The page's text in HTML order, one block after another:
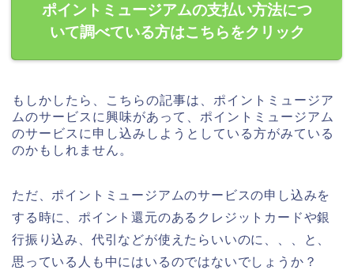
ポイントミュージアムの支払い方法につ
いて調べている方はこちらをクリック
もしかしたら、こちらの記事は、ポイントミュージア
ムのサービスに興味があって、ポイントミュージアム
のサービスに申し込みしようとしている方がみている
のかもしれません。
ただ、ポイントミュージアムのサービスの申し込みを
する時に、ポイント還元のあるクレジットカードや銀
行振り込み、代引などが使えたらいいのに、、、と、
思っている人も中にはいるのではないでしょうか？